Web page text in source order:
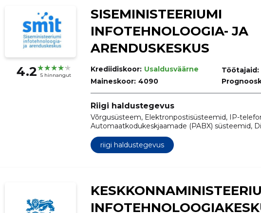
4.2 5 hinnangut
SISEMINISTEERIUMI
INFOTEHNOLOOGIA- JA
ARENDUSKESKUS
Krediidiskoor: Usaldusväärne
Maineskoor: 4090
Töötajaid:
Riigi haldustegevus
Võrgusüsteem, Elektronpostisüsteemid, IP-
Automaatkodukeskjaamade (PABX) süsteemid,
Infosüsteemid, Serverid, Kontorimasinate hooldus
andmeedastusteenused
riigi haldustegevus